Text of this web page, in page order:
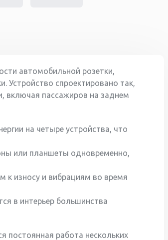
автомобильной розетки,
Устройство спроектировано так,
включая пассажиров на заднем
на четыре устройства, что
или планшеты одновременно,
к износу и вибрациям во время
в интерьер большинства
постоянная работа нескольких